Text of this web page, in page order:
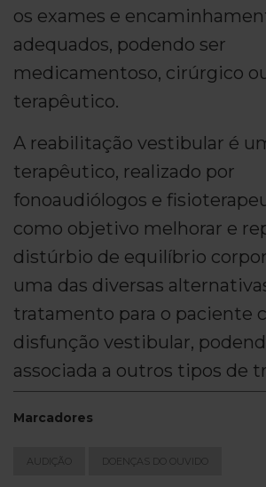
os exames e
adequados, podendo ser
medicamentoso, cirúrgico
terapêutico.
A reabilitação vestibular é
terapêutico, realizado por
fonoaudiólogos e
como objetivo melhorar e
distúrbio de equilíbrio
uma das diversas
tratamento para o paciente
disfunção vestibular,
associada a outros tipos de
Marcadores
AUDIÇÃO DOENÇAS DO OUVIDO